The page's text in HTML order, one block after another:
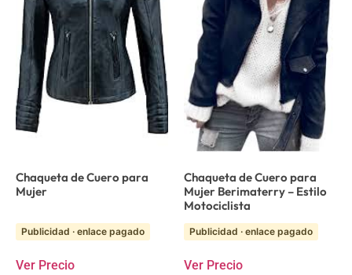
Chaqueta de Cuero para
Mujer
Publicidad · enlace pagado
Ver Precio
Chaqueta de Cuero para
Mujer Berimaterry – Estilo
Motociclista
Publicidad · enlace pagado
Ver Precio